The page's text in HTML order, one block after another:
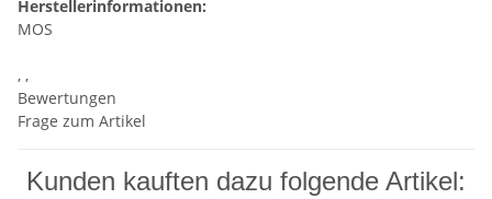
Herstellerinformationen:
MOS
, ,
Bewertungen
Frage zum Artikel
Kunden kauften dazu folgende Artikel: